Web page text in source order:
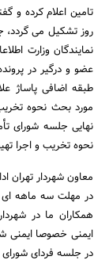
تامین اعلام کرده و
روز تشکیل می گردد،
نمایندگان وزارت
عضو و درگیر در
طبقه اضافی پاساژ
مورد بحث نحوه
نهایی جلسه شورای
نحوه تخریب و اجرا
معاون شهردار تهران
در مهلت سه ماهه ای
ایمنی خصوصا ایمنی
در جلسه فردای